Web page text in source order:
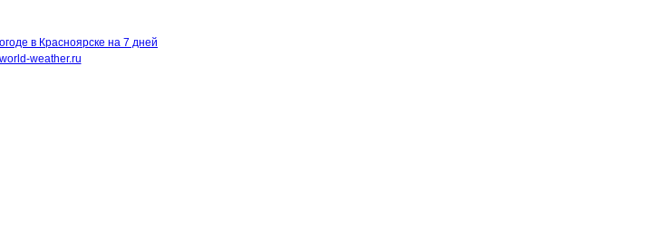
в Красноярске на 7 дней
world-weather.ru